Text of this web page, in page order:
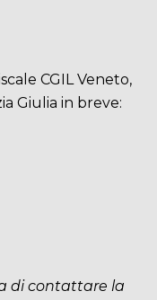
CGIL Veneto,
Giulia in breve:
di contattare la